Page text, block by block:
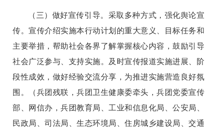
（三）做好宣传引导。采取多种方式，强化舆论宣
传。宣传介绍实施本行动计划的重大意义、目标任务和
主要举措，帮助社会各界了解掌握核心内容，鼓励引导
社会广泛参与、支持实施。及时宣传报道实施进展、阶
段性成效，做好经验交流分享，为推进实施营造良好氛
围。（兵团残联，兵团卫生健康委牵头，兵团党委宣传
部、网信办，兵团教育局、工业和信息化局、公安局、
民政局、司法局、生态环境局、住房城乡建设局、交通